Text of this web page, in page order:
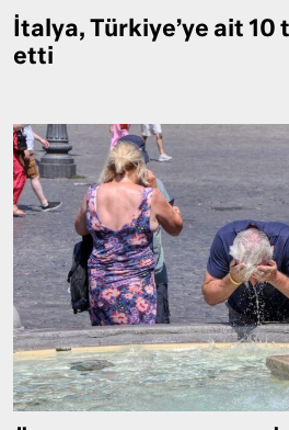
İtalya, Türkiye’ye ait
etti